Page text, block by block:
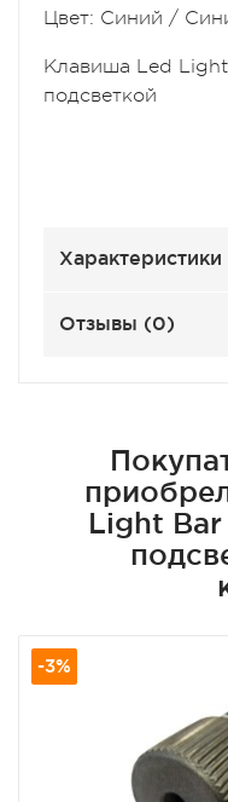
Цвет: Синий /
Клавиша Led
подсветкой
Характеристики
Отзывы (0)
Light Bar
-3%